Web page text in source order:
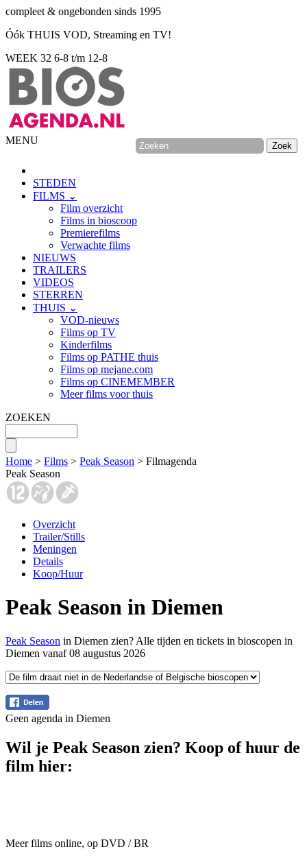
compleet & ongebonden sinds 1995
Óók THUIS VOD, Streaming en TV!
WEEK 32 6-8 t/m 12-8
MENU
STEDEN
FILMS ⌄
Film overzicht
Films in bioscoop
Premierefilms
Verwachte films
NIEUWS
TRAILERS
VIDEOS
STERREN
THUIS ⌄
VOD-nieuws
Films op TV
Kinderfilms
Films op PATHE thuis
Films op mejane.com
Films op CINEMEMBER
Meer films voor thuis
ZOEKEN
Home > Films > Peak Season > Filmagenda
Peak Season
Overzicht
Trailer/Stills
Meningen
Details
Koop/Huur
Peak Season in Diemen
Peak Season in Diemen zien? Alle tijden en tickets in bioscopen in
Diemen vanaf 08 augustus 2026
Geen agenda in Diemen
Wil je Peak Season zien? Koop of huur de
film hier:
Meer films online, op DVD / BR